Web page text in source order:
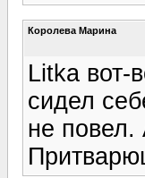
Королева Марина
Litka вот-
сидел
не повел.